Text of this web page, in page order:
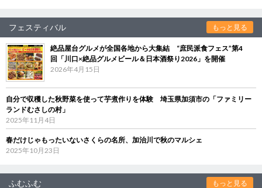
フェスティバル もっと見る
絶品屋台グルメが全国各地から大集結 “庶民派食フェス”第4
回「川口×絶品グルメビール＆日本酒祭り2026」を開催
2026年4月15日
自分で収穫した秋野菜を使って芋煮作りを体験 埼玉県加須市の「ファミリー
ランドむさしの村」
2025年11月4日
春だけじゃもったいないさくらの名所、加治川で秋のマルシェ
2025年10月23日
ふむふむ もっと見る